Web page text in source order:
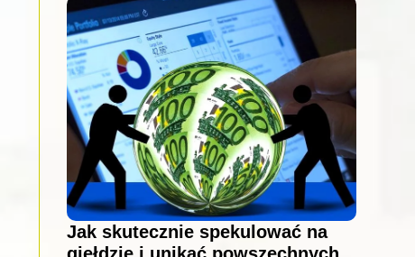
Jak skutecznie spekulować na